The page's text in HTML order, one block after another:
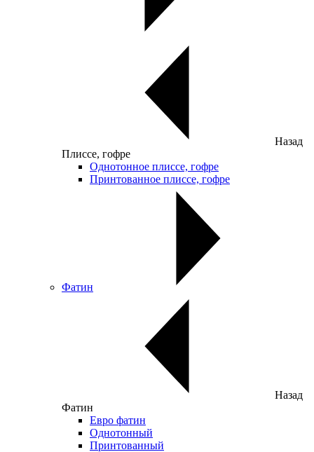
Назад
Плиссе, гофре
Однотонное плиссе, гофре
Принтованное плиссе, гофре
Фатин
Назад
Фатин
Евро фатин
Однотонный
Принтованный